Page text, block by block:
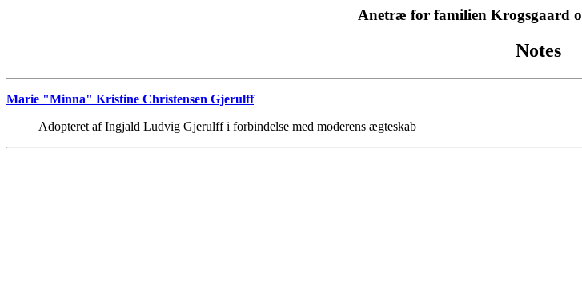
Anetræ for familien Krogsgaard
Notes
Marie "Minna" Kristine Christensen Gjerulff
Adopteret af Ingjald Ludvig Gjerulff i forbindelse med moderens ægteskab